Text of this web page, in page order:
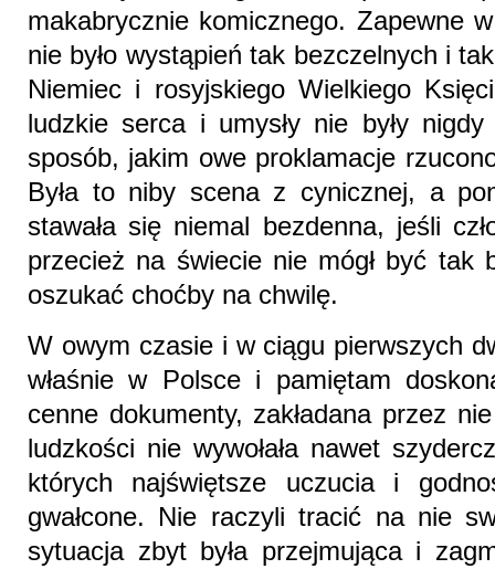
makabrycznie komicznego. Zapewne
nie było wystąpień tak bezczelnych i
Niemiec i rosyjskiego Wielkiego
ludzkie serca i umysły nie były nigdy
sposób, jakim owe proklamacje
Była to niby scena z cynicznej, a
stawała się niemal bezdenna, jeśli
przecież na świecie nie mógł być tak
oszukać choćby na chwilę.
W owym czasie i w ciągu pierwszych
właśnie w Polsce i pamiętam
cenne dokumenty, zakładana przez
ludzkości nie wywołała nawet
których najświętsze uczucia i
gwałcone. Nie raczyli tracić na nie
sytuacja zbyt była przejmująca i